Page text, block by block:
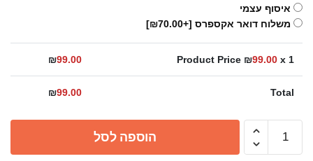
איסוף עצמי
משלוח דואר אקספרס [+₪70.00]
Product Price ₪99.00 x 1
₪99.00
Total
₪99.00
הוספה לסל